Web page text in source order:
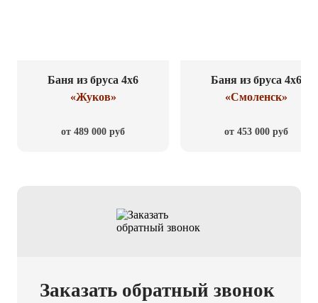
Баня из бруса 4x6
«Жуков»
от 489 000 руб
Баня из бруса 4x6
«Смоленск»
от 453 000 руб
Заказать обратный звонок